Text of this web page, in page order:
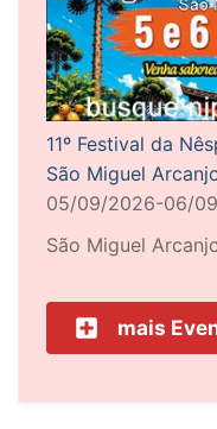
11º Festival da
São Miguel
05/09/2026-06/
São Miguel
mais